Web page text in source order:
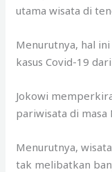
utama wisata di
Menurutnya, hal
kasus Covid-19
Jokowi
pariwisata di masa
Menurutnya,
tak melibatkan